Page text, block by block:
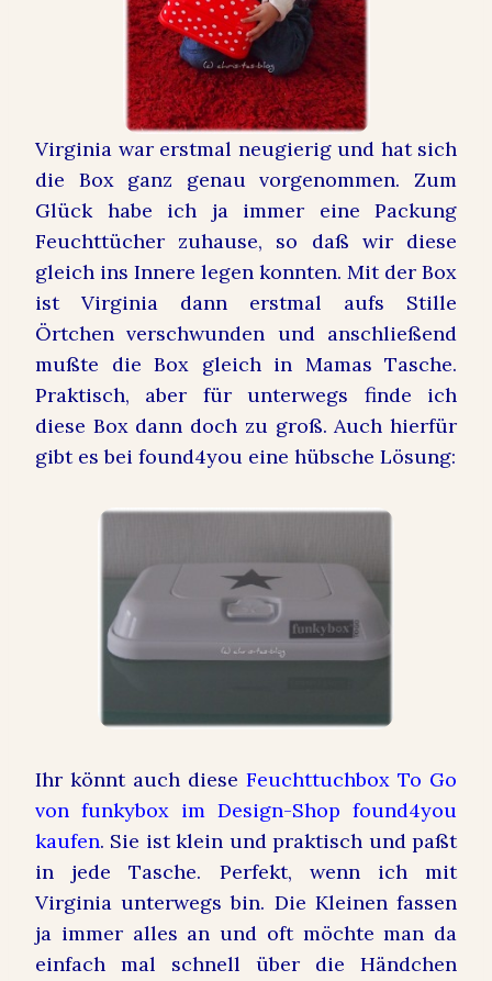
Virginia war erstmal neugierig und hat sich
die Box ganz genau vorgenommen. Zum
Glück habe ich ja immer eine Packung
Feuchttücher zuhause, so daß wir diese
gleich ins Innere legen konnten. Mit der Box
ist Virginia dann erstmal aufs Stille
Örtchen verschwunden und anschließend
mußte die Box gleich in Mamas Tasche.
Praktisch, aber für unterwegs finde ich
diese Box dann doch zu groß. Auch hierfür
gibt es bei found4you eine hübsche Lösung:
Ihr könnt auch diese Feuchttuchbox To Go
von funkybox im Design-Shop found4you
kaufen. Sie ist klein und praktisch und paßt
in jede Tasche. Perfekt, wenn ich mit
Virginia unterwegs bin. Die Kleinen fassen
ja immer alles an und oft möchte man da
einfach mal schnell über die Händchen